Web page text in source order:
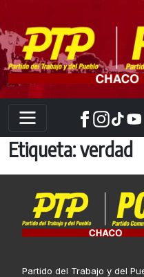
to
content
Etiqueta:verdad
Partido del Trabajo y del